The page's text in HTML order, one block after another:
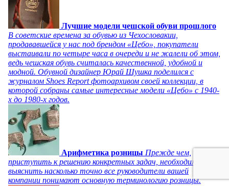
Лучшие модели чешской обуви прошлого
В советские времена за обувью из Чехословакии,
продававшейся у нас под брендом «Цебо», покупатели
выстаивали по четыре часа в очереди и не жалели об этом,
ведь чешская обувь считалась качественной, удобной и
модной. Обувной дизайнер Юрай Шушка поделился с
журналом Shoes Report фотоархивом своей коллекции, в
которой собраны самые интересные модели «Цебо» с 1940-
х до 1980-х годов.
Арифметика розницы Прежде чем,
приступить к решению конкретных задач, необходимо
выяснить насколько точно все руководители вашей
компании понимают основную терминологию розницы.